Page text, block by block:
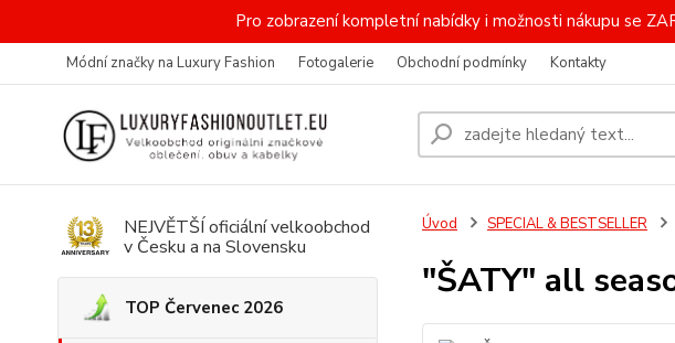
Pro zobrazení kompletní nabídky i možnosti nákupu se
Módní značky na Luxury Fashion Fotogalerie Obchodní podmínky Kontakty
NEJVĚTŠÍ oficiální velkoobchod
v Česku a na Slovensku
TOP Červenec 2026
Úvod SPECIAL & BESTSELLER
"ŠATY" all